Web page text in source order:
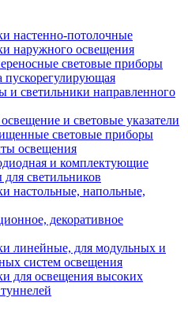
настенно-потолочные
наружного освещения
световые приборы
пускорегулирующая
и светильники направленного
и световые указатели
световые приборы
освещения
и комплектующие
для светильников
настольные, напольные,
декоративное
линейные, для модульных и
систем освещения
для освещения высоких